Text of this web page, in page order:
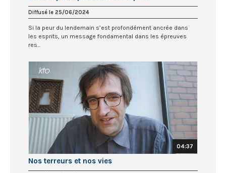
Diffusé le 25/06/2024
Si la peur du lendemain s’est profondément ancrée dans
les esprits, un message fondamental dans les épreuves
res...
04:37
Nos terreurs et nos vies